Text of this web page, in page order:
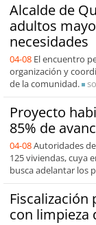
Alcalde de
adultos
necesidades
04-08 El encuentro
organización y
de la comunidad.
Proyecto
85% de
04-08Autoridades
125 viviendas, cuya
busca adelantar los
con limpieza